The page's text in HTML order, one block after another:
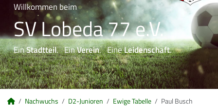
Willkommen beim
SV Lobeda 77 e.V.
EinStadtteil. EinVerein. EineLeidenschaft.
Nachwuchs D2-Junioren Ewige Tabelle Paul Busch